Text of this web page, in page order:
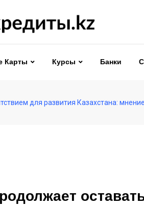
Карты Курсы Банки
для развития Казахстана: